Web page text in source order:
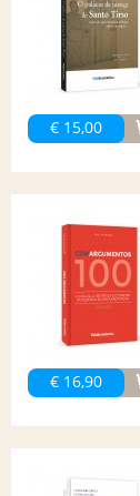
€ 15,00
€ 16,90